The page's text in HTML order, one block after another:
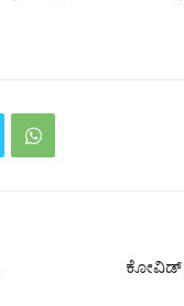
ಕೋವಿಡ್